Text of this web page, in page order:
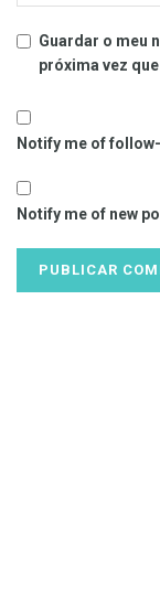
Guardar o meu
próxima vez
Notify me of
Notify me of new